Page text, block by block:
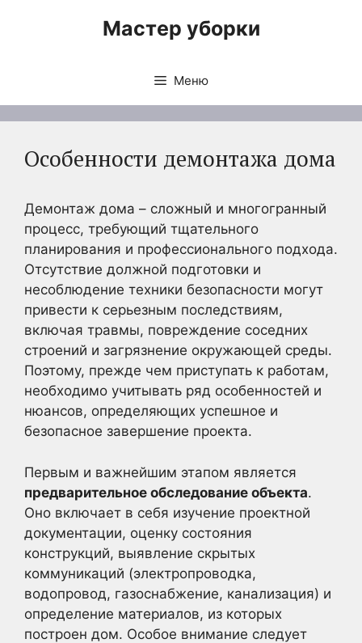
Мастер уборки
Меню
Особенности демонтажа дома
Демонтаж дома – сложный и многогранный
процесс, требующий тщательного
планирования и профессионального подхода.
Отсутствие должной подготовки и
несоблюдение техники безопасности могут
привести к серьезным последствиям,
включая травмы, повреждение соседних
строений и загрязнение окружающей среды.
Поэтому, прежде чем приступать к работам,
необходимо учитывать ряд особенностей и
нюансов, определяющих успешное и
безопасное завершение проекта.
Первым и важнейшим этапом является
предварительное обследование объекта.
Оно включает в себя изучение проектной
документации, оценку состояния
конструкций, выявление скрытых
коммуникаций (электропроводка,
водопровод, газоснабжение, канализация) и
определение материалов, из которых
построен дом. Особое внимание следует